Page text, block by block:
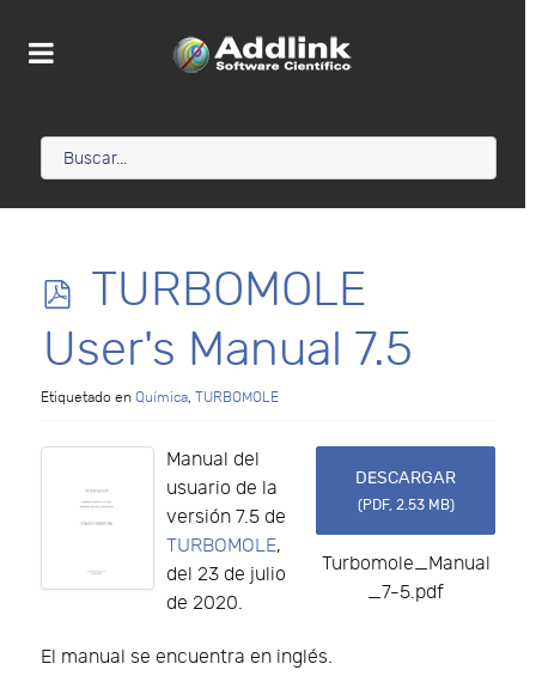
p
d
f
TURBOMOLE
User's Manual 7.5
Etiquetado en Química, TURBOMOLE
DESCARGAR
(PDF, 2.53 MB)
Turbomole_Manual
_7-5.pdf
Manual del
usuario de la
versión 7.5 de
TURBOMOLE,
del 23 de julio
de 2020.
El manual se encuentra en inglés.